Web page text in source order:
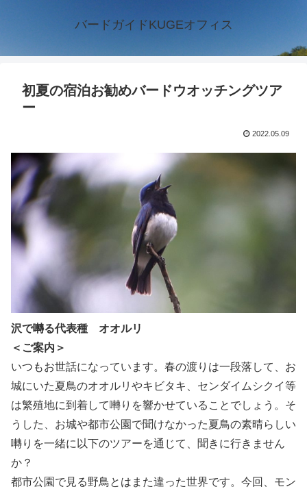
バードガイドKUGEオフィス
初夏の宿泊お勧めバードウオッチングツア
ー
2022.05.09
沢で囀る代表種 オオルリ
＜ご案内＞
いつもお世話になっています。春の渡りは一段落して、お
城にいた夏鳥のオオルリやキビタキ、センダイムシクイ等
は繁殖地に到着して囀りを響かせていることでしょう。そ
うした、お城や都市公園で聞けなかった夏鳥の素晴らしい
囀りを一緒に以下のツアーを通じて、聞きに行きません
か？
都市公園で見る野鳥とはまた違った世界です。今回、モン